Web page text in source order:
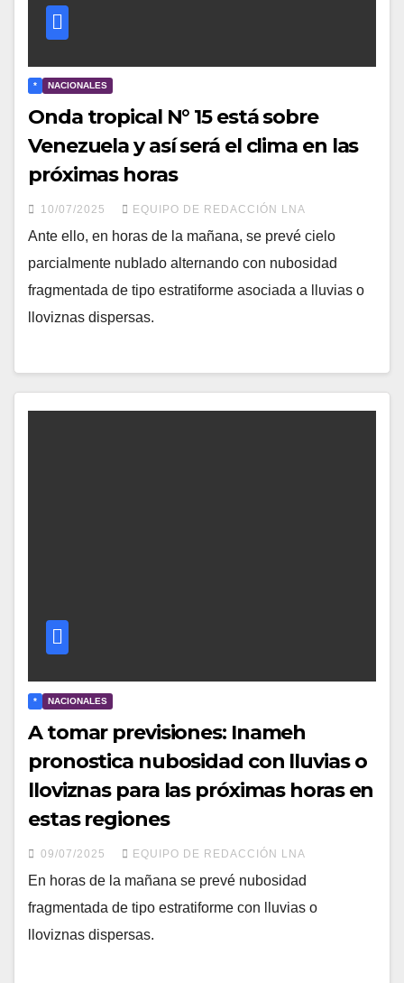
* NACIONALES
Onda tropical N° 15 está sobre
Venezuela y así será el clima en las
próximas horas
10/07/2025 EQUIPO DE REDACCIÓN LNA
Ante ello, en horas de la mañana, se prevé cielo
parcialmente nublado alternando con nubosidad
fragmentada de tipo estratiforme asociada a lluvias o
lloviznas dispersas.
* NACIONALES
A tomar previsiones: Inameh
pronostica nubosidad con lluvias o
lloviznas para las próximas horas en
estas regiones
09/07/2025 EQUIPO DE REDACCIÓN LNA
En horas de la mañana se prevé nubosidad
fragmentada de tipo estratiforme con lluvias o
lloviznas dispersas.